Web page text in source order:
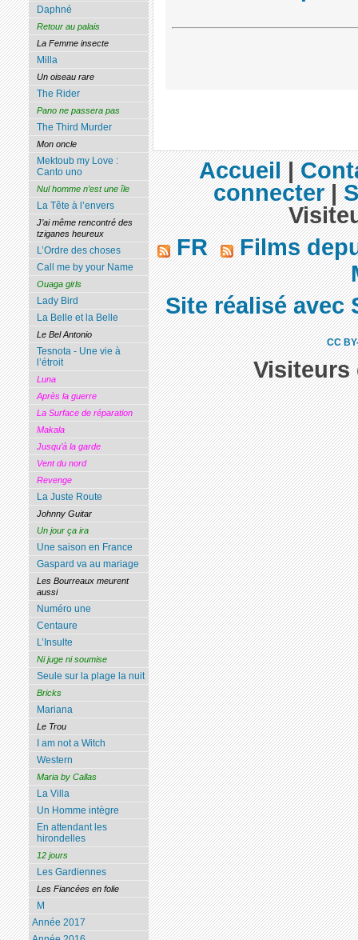
Daphné
Retour au palais
La Femme insecte
Milla
Un oiseau rare
The Rider
Pano ne passera pas
The Third Murder
Mon oncle
Mektoub my Love :
Canto uno
Nul homme n’est une île
La Tête à l’envers
J’ai même rencontré des
tziganes heureux
L’Ordre des choses
Call me by your Name
Ouaga girls
Lady Bird
La Belle et la Belle
Le Bel Antonio
Tesnota - Une vie à
l’étroit
Luna
Après la guerre
La Surface de réparation
Makala
Jusqu’à la garde
Vent du nord
Revenge
La Juste Route
Johnny Guitar
Un jour ça ira
Une saison en France
Gaspard va au mariage
Les Bourreaux meurent
aussi
Numéro une
Centaure
L’Insulte
Ni juge ni soumise
Seule sur la plage la nuit
Bricks
Mariana
Le Trou
I am not a Witch
Western
Maria by Callas
La Villa
Un Homme intègre
En attendant les
hirondelles
12 jours
Les Gardiennes
Les Fiancées en folie
M
Année 2017
Accueil|
connecter|
FR
Films
Site réalisé avec
CC